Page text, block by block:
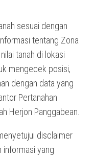
sesuai dengan
tentang Zona
tanah di lokasi
mengecek posisi,
dengan data yang
Pertanahan
Herjon Panggabean.
disclaimer
informasi yang